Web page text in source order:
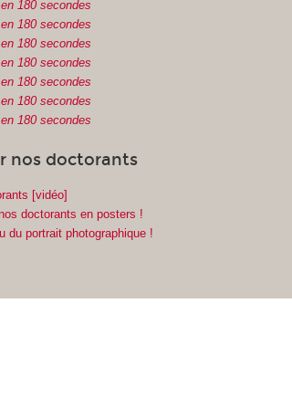
180 secondes
180 secondes
180 secondes
180 secondes
180 secondes
180 secondes
180 secondes
nos doctorants
[vidéo]
doctorants en posters !
du portrait photographique !